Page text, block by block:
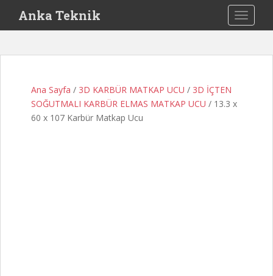
i
Anka Teknik
Ana Sayfa / 3D KARBÜR MATKAP UCU / 3D İÇTEN
SOĞUTMALI KARBÜR ELMAS MATKAP UCU / 13.3 x
60 x 107 Karbür Matkap Ucu